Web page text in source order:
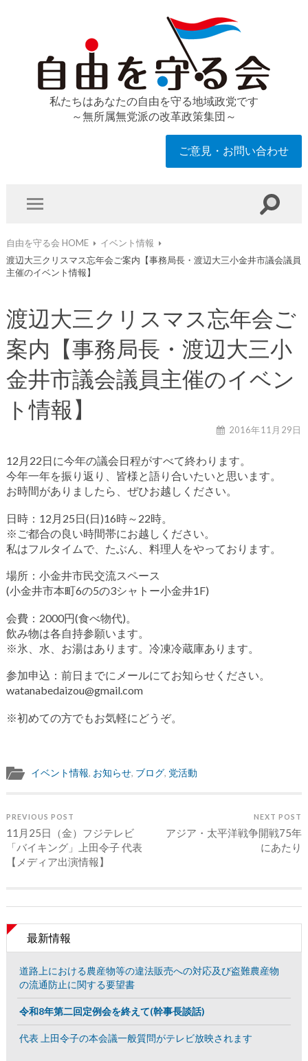
私たちはあなたの自由を守る地域政党です
～無所属無党派の改革政策集団～
ご意見・お問い合わせ
自由を守る会 HOME
イベント情報
渡辺大三クリスマス忘年会ご案内【事務局長・渡辺大三小金井市議会議員
主催のイベント情報】
渡辺大三クリスマス忘年会ご
案内【事務局長・渡辺大三小
金井市議会議員主催のイベン
ト情報】
2016年11月29日
12月22日に今年の議会日程がすべて終わります。
今年一年を振り返り、皆様と語り合いたいと思います。
お時間がありましたら、ぜひお越しください。
日時：12月25日(日)16時～22時。
※ご都合の良い時間帯にお越しください。
私はフルタイムで、たぶん、料理人をやっております。
場所：小金井市民交流スペース
(小金井市本町6の5の3シャトー小金井1F)
会費：2000円(食べ物代)。
飲み物は各自持参願います。
※氷、水、お湯はあります。冷凍冷蔵庫あります。
参加申込：前日までにメールにてお知らせください。
watanabedaizou@gmail.com
※初めての方でもお気軽にどうぞ。
イベント情報, お知らせ, ブログ, 党活動
PREVIOUS POST
11月25日（金）フジテレビ
「バイキング」上田令子 代表
【メディア出演情報】
NEXT POST
アジア・太平洋戦争開戦75年
にあたり
最新情報
道路上における農産物等の違法販売への対応及び盗難農産物
の流通防止に関する要望書
令和8年第二回定例会を終えて(幹事長談話)
代表 上田令子の本会議一般質問がテレビ放映されます